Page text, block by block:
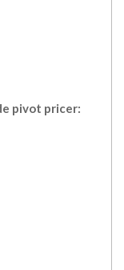
pivot pricer: